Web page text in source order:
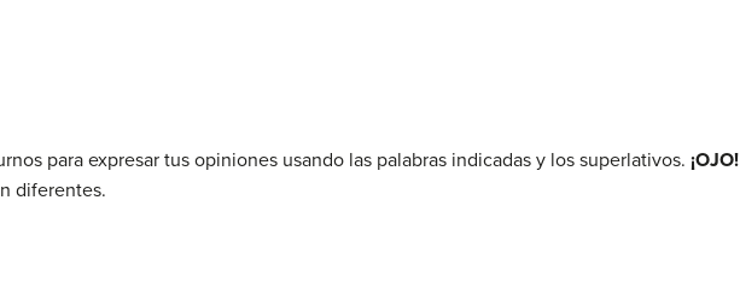
para expresar tus opiniones usando las palabras indicadas y los superlativos. ¡OJO!
diferentes.